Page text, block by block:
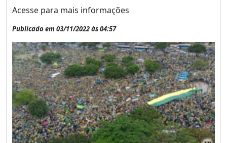
Acesse para mais informações
Publicado em 03/11/2022 às 04:57